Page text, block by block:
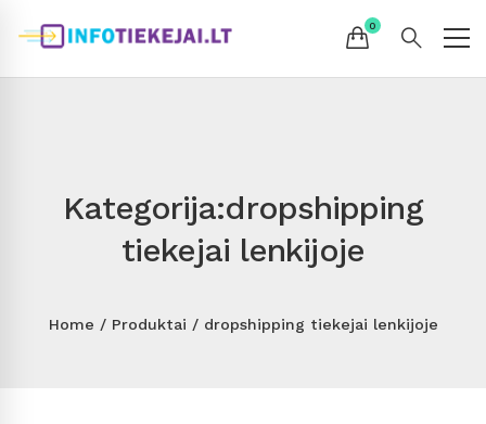
Kategorija:dropshipping
tiekejai lenkijoje
Home Produktai dropshipping tiekejai lenkijoje